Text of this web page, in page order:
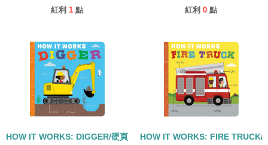
紅利 1 點
紅利 0 點
HOW IT WORKS: DIGGER/硬頁書 HOW IT WORKS: FIRE TRUCK/